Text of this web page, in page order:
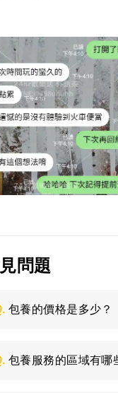
問題
包養的價格是多少？
包養服務的區域有哪